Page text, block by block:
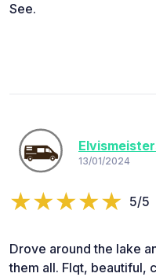
See.
13/01/2024
5/5
Drove around the lake
them all. Flqt, beautiful,